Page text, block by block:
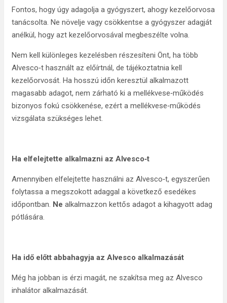
Fontos, hogy úgy adagolja a gyógyszert, ahogy kezelőorvosa
tanácsolta. Ne növelje vagy csökkentse a gyógyszer adagját
anélkül, hogy azt kezelőorvosával megbeszélte volna.
Nem kell különleges kezelésben részesíteni Önt, ha több
Alvesco‑t használt az előírtnál, de tájékoztatnia kell
kezelőorvosát. Ha hosszú időn keresztül alkalmazott
magasabb adagot, nem zárható ki a mellékvese‑működés
bizonyos fokú csökkenése, ezért a mellékvese‑működés
vizsgálata szükséges lehet.
Ha elfelejtette alkalmazni az Alvesco‑t
Amennyiben elfelejtette használni az Alvesco‑t, egyszerűen
folytassa a megszokott adaggal a következő esedékes
időpontban. Ne alkalmazzon kettős adagot a kihagyott adag
pótlására.
Ha idő előtt abbahagyja az Alvesco alkalmazását
Még ha jobban is érzi magát, ne szakítsa meg az Alvesco
inhalátor alkalmazását.